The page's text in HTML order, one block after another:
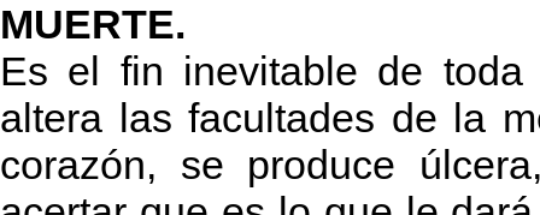
MUERTE.
Es el fin inevitable de toda
altera las facultades de la
corazón, se produce